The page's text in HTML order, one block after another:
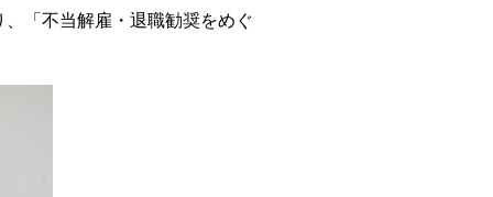
「不当解雇・退職勧奨をめぐ